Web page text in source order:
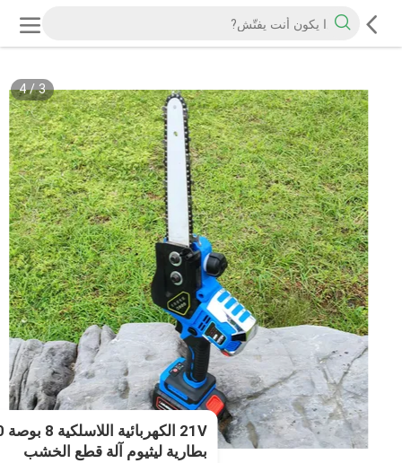
3
/
4
بطارية ليثيوم آلة قطع الخشب